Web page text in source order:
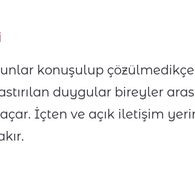
konuşulup
duygular bireyler
İçten ve açık iletişim